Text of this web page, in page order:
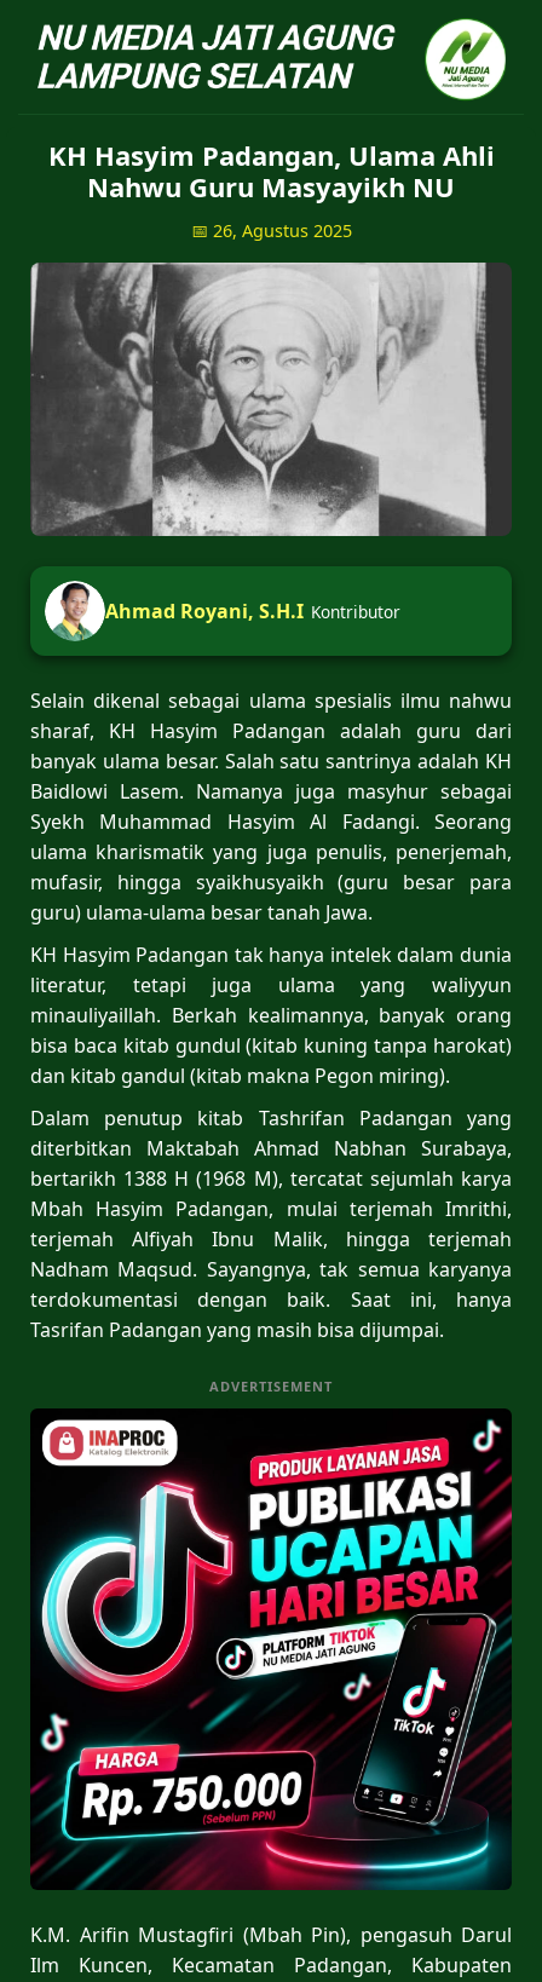
NU Jatiagung - Situs
KH Hasyim Padangan, Ulama Ahli
Nahwu Guru Masyayikh NU
📅 26, Agustus 2025
Ahmad Royani, S.H.I Kontributor
Selain dikenal sebagai ulama spesialis ilmu nahwu
sharaf, KH Hasyim Padangan adalah guru dari
banyak ulama besar. Salah satu santrinya adalah KH
Baidlowi Lasem. Namanya juga masyhur sebagai
Syekh Muhammad Hasyim Al Fadangi. Seorang
ulama kharismatik yang juga penulis, penerjemah,
mufasir, hingga syaikhusyaikh (guru besar para
guru) ulama-ulama besar tanah Jawa.
KH Hasyim Padangan tak hanya intelek dalam dunia
literatur, tetapi juga ulama yang waliyyun
minauliyaillah. Berkah kealimannya, banyak orang
bisa baca kitab gundul (kitab kuning tanpa harokat)
dan kitab gandul (kitab makna Pegon miring).
Dalam penutup kitab Tashrifan Padangan yang
diterbitkan Maktabah Ahmad Nabhan Surabaya,
bertarikh 1388 H (1968 M), tercatat sejumlah karya
Mbah Hasyim Padangan, mulai terjemah Imrithi,
terjemah Alfiyah Ibnu Malik, hingga terjemah
Nadham Maqsud. Sayangnya, tak semua karyanya
terdokumentasi dengan baik. Saat ini, hanya
Tasrifan Padangan yang masih bisa dijumpai.
ADVERTISEMENT
K.M. Arifin Mustagfiri (Mbah Pin), pengasuh Darul
Ilm Kuncen, Kecamatan Padangan, Kabupaten